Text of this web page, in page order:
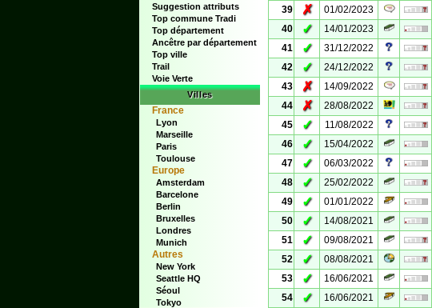
Suggestion attributs
Top commune Tradi
Top département
Ancêtre par département
Top ville
Trail
Voie Verte
Villes
France
Lyon
Marseille
Paris
Toulouse
Europe
Amsterdam
Barcelone
Berlin
Bruxelles
Londres
Munich
Autres
New York
Seattle HQ
Séoul
Tokyo
39
✗ 01/02/2023
40
✓ 14/01/2023
41
✓ 31/12/2022
42
✓ 24/12/2022
43
✗ 14/09/2022
44
✗ 28/08/2022
45
✓ 11/08/2022
46
✓ 15/04/2022
47
✓ 06/03/2022
48
✓ 25/02/2022
49
✓ 01/01/2022
50
✓ 14/08/2021
51
✓ 09/08/2021
52
✓ 08/08/2021
53
✓ 16/06/2021
54
✓ 16/06/2021